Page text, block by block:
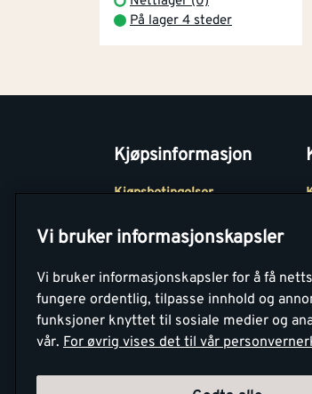
På lager 4 steder
Kjøpsinformasjon
Kjøpsbetingelser
Betaling
Retur- og
angrerettsskjema
Vi bruker informasjonskapsler
Vi bruker informasjonskapsler for å få
fungere ordentlig, tilpasse innhold og
funksjoner knyttet til sosiale medier og
vår. For øvrig vises det til vår